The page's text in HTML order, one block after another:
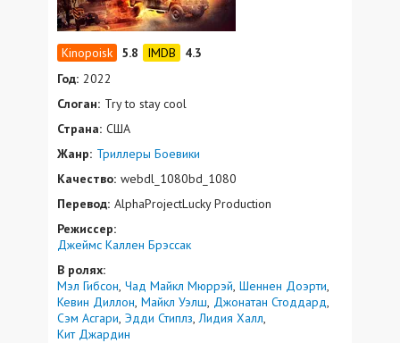
5.8
4.3
Год: 2022
Слоган: Try to stay cool
Страна: США
Жанр: Триллеры Боевики
Качество: webdl_1080bd_1080
Перевод: AlphaProjectLucky Production
Режиссер:
Джеймс Каллен Брэссак
В ролях:
Мэл Гибсон Чад Майкл Мюррэй Шеннен Доэрти
Кевин Диллон Майкл Уэлш Джонатан Стоддард
Сэм Асгари Эдди Стиплз Лидия Халл
Кит Джардин